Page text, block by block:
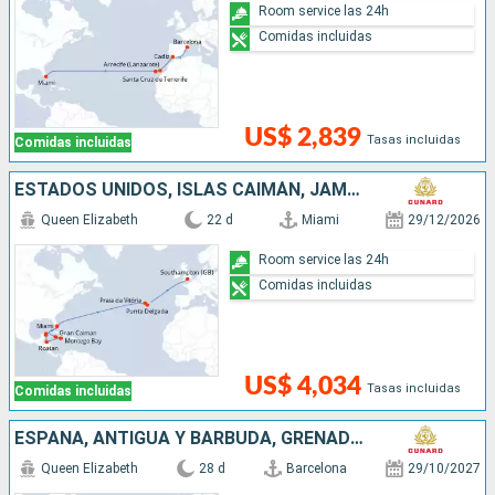
Comidas incluidas US$ 2,839 Tasas incluidas
Room service las 24h
Comidas incluidas
ESTADOS UNIDOS, ISLAS CAIMÁN, JAMAICA, HONDURAS, MÉXICO, PORTUGAL, REINO UNIDO
Comidas incluidas
Queen Elizabeth 22 d Miami 29/12/2026
US$ 4,034 Tasas incluidas
Room service las 24h
Comidas incluidas
ESPAÑA, ANTIGUA Y BARBUDA, GRENADA, BARBADOS, SANTA LUCIA, SAN MARTÍN, ESTADOS UNIDOS
Queen Elizabeth 28 d Barcelona 29/10/2027